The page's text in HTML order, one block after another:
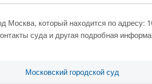
Москва, который находится по адресу:
суда и другая подробная
Московский городской суд